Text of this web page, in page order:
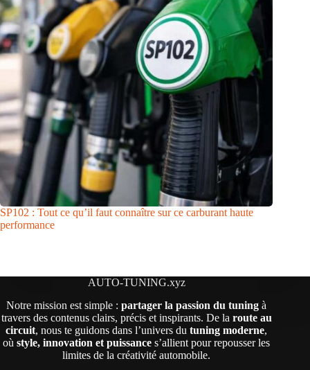
SP102 : Tout ce qu’il faut connaître sur ce carburant haute
performance
AUTO-TUNING.xyz
Notre mission est simple :partager la passion du tuning à
travers des contenus clairs, précis et inspirants. De la route au
circuit, nous te guidons dans l’univers dutuning moderne,
oùstyle, innovation et puissance s’allient pour repousser les
limites de la créativité automobile.